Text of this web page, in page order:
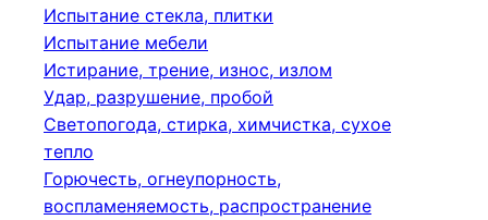
Испытание стекла, плитки
Испытание мебели
Истирание, трение, износ, излом
Удар, разрушение, пробой
Светопогода, стирка, химчистка, сухое
тепло
Горючесть, огнеупорность,
воспламеняемость, распространение